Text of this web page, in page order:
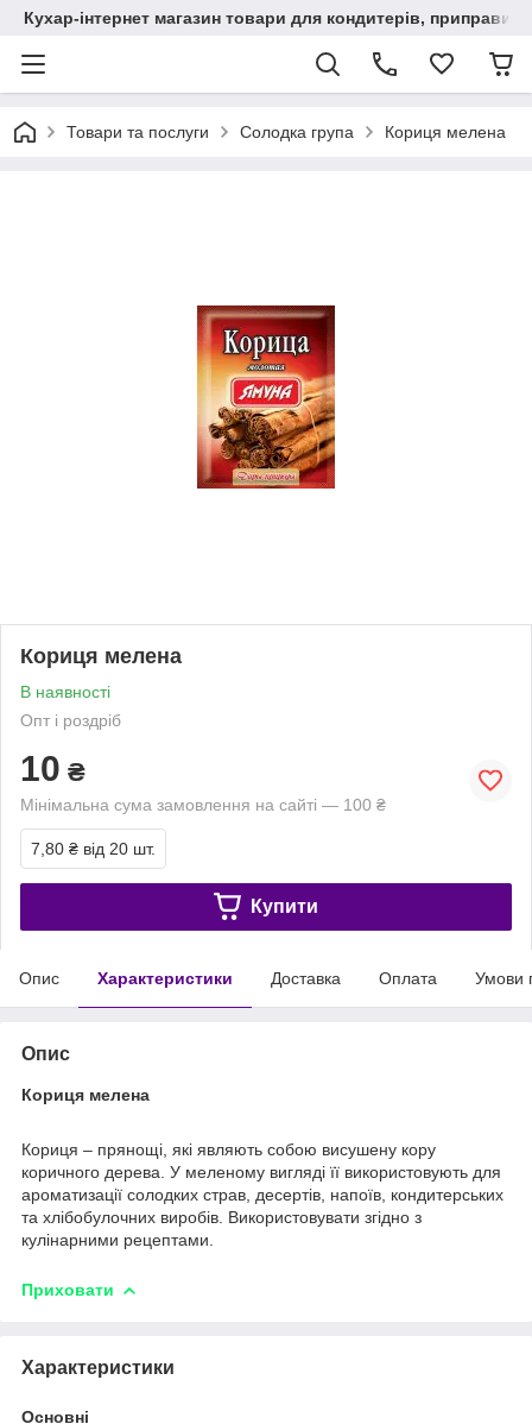
Кухар-інтернет магазин товари для кондитерів, приправи,
Товари та послуги Солодка група Кориця мелена
Кориця мелена
В наявності
Опт і роздріб
10 ₴
Мінімальна сума замовлення на сайті — 100 ₴
7,80 ₴ від 20 шт.
Купити
Опис Характеристики Доставка Оплата Умови
Опис
Кориця мелена
Кориця – прянощі, які являють собою висушену кору
коричного дерева. У меленому вигляді її використовують для
ароматизації солодких страв, десертів, напоїв, кондитерських
та хлібобулочних виробів. Використовувати згідно з
кулінарними рецептами.
Приховати
Характеристики
Основні